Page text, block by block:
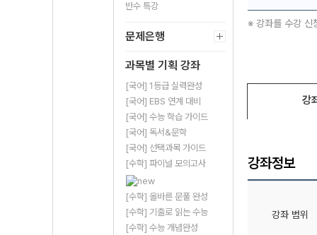
반수 특강
문제은행
과목별 기획 강좌
[국어] 1등급 실력완성
[국어] EBS 연계 대비
[국어] 수능 학습 가이드
[국어] 독서&문학
[국어] 선택과목 가이드
[수학] 파이널 모의고사
[수학] 올바른 문풀 완성
[수학] 기출로 읽는 수능
[수학] 수능 개념완성
※ 강좌를 수강 신
강
강좌정보
강좌 범위